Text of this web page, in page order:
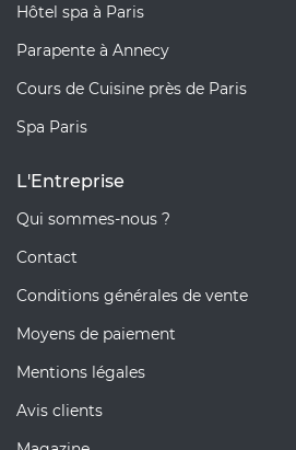
Hôtel spa à Paris
Parapente à Annecy
Cours de Cuisine près de Paris
Spa Paris
L'Entreprise
Qui sommes-nous ?
Contact
Conditions générales de vente
Moyens de paiement
Mentions légales
Avis clients